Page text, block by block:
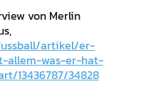
von Merlin
artikel/er-
allem-was-er-hat-
13436787/34828